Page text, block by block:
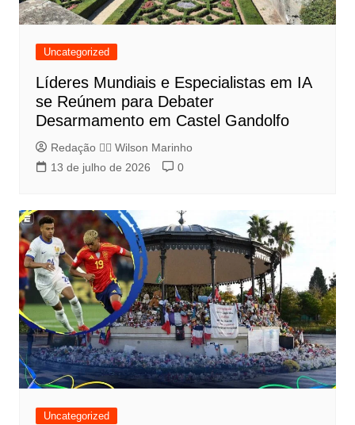
Uncategorized
Líderes Mundiais e Especialistas em IA
se Reúnem para Debater
Desarmamento em Castel Gandolfo
Redação 👨‍⚖️​ Wilson Marinho
13 de julho de 2026
0
Uncategorized